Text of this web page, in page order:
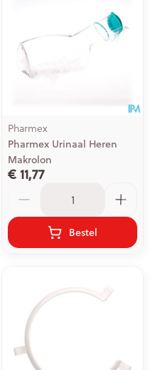
Pharmex
Pharmex Urinaal Heren
Makrolon
€ 11,77
Bestel